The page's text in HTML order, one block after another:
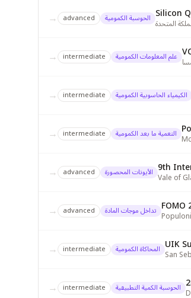
Silicon
المتحدة الحوسبة الكمومية advanced
→
علم المعلومات الكمومية intermediate
→
الكيمياء الحاسوبية الكمومية intermediate
→
التعمية ما بعد الكمومية intermediate
→
9th
Vale of الأيونات المحصورة advanced
→
تداخل موجات المادة advanced
→
UIK
San المحاكاة الكمومية intermediate
→
الحوسبة الكمية التطبيقية intermediate
→